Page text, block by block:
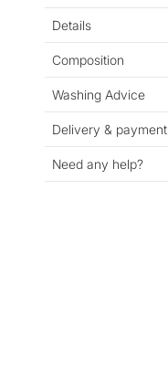
Details
Composition
Washing Advice
Delivery & payment
Need any help?